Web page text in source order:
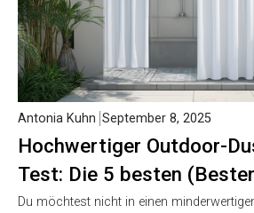
Hochwertiger Outdoor-
Test: Die 5 besten
Antonia Kuhn September 8, 2025
Du möchtest nicht in einen